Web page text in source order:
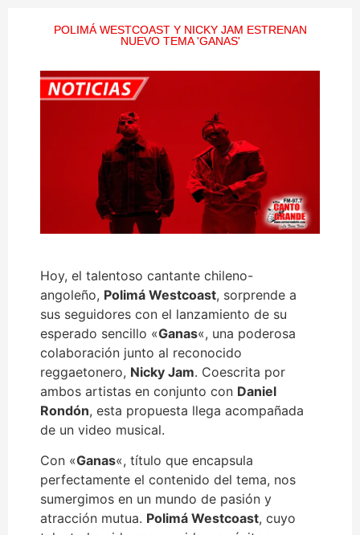
POLIMÁ WESTCOAST Y NICKY JAM ESTRENAN
NUEVO TEMA 'GANAS'
Hoy, el talentoso cantante chileno-
angoleño, Polimá Westcoast, sorprende a
sus seguidores con el lanzamiento de su
esperado sencillo «Ganas«, una poderosa
colaboración junto al reconocido
reggaetonero, Nicky Jam. Coescrita por
ambos artistas en conjunto con Daniel
Rondón, esta propuesta llega acompañada
de un video musical.
Con «Ganas«, título que encapsula
perfectamente el contenido del tema, nos
sumergimos en un mundo de pasión y
atracción mutua. Polimá Westcoast, cuyo